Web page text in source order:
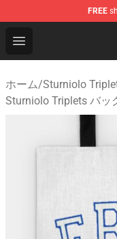
FREE
Open menu
Sturniolo
ホーム/Sturniolo
Sturniolo Triplets バッ